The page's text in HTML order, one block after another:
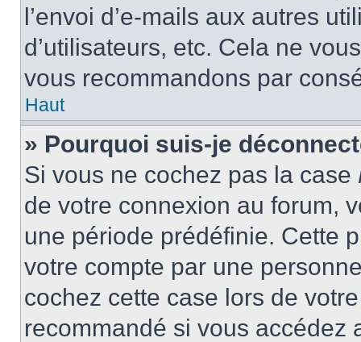
l’envoi d’e-mails aux autres
d’utilisateurs, etc. Cela ne
vous recommandons par
Haut
» Pourquoi suis-je
Si vous ne cochez pas la case
de votre connexion au forum,
une période prédéfinie. Cette
votre compte par une
cochez cette case lors de
recommandé si vous accédez